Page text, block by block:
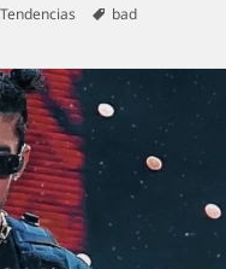
Categorías
Tendencias Etiquetas
bad